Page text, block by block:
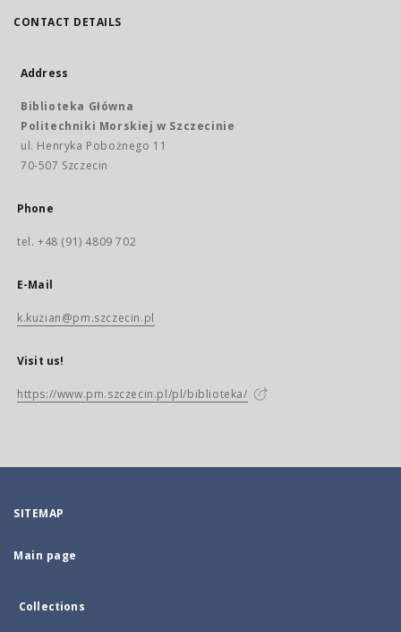
CONTACT DETAILS
Address
Biblioteka Główna
Politechniki Morskiej w Szczecinie
ul. Henryka Pobożnego 11
70-507 Szczecin
Phone
tel. +48 (91) 4809 702
E-Mail
k.kuzian@pm.szczecin.pl
Visit us!
https://www.pm.szczecin.pl/pl/biblioteka/
SITEMAP
Main page
Collections